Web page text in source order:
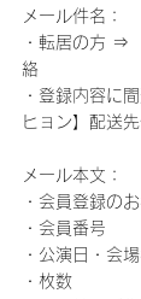
メール件名：
・転居の方 ⇒
絡
・登録内容に
ヒョン】配送
メール本文：
・会員登録の
・会員番号
・公演日・会
・枚数